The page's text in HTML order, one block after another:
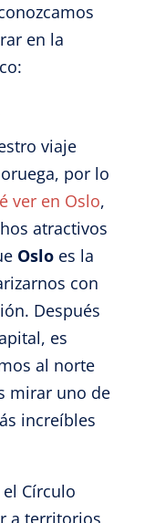
en la
viaje
por lo
ver en Oslo,
atractivos
Osloes la
con
Después
es
al norte
mirar uno de
increíbles
Círculo